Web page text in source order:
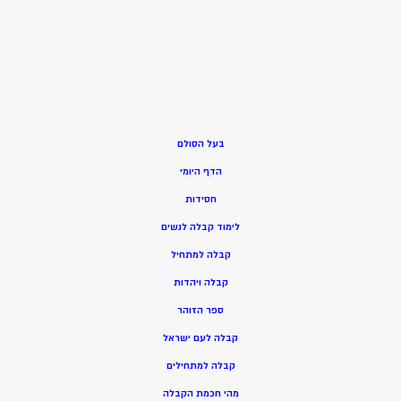
בעל הסולם
הדף היומי
חסידות
לימוד קבלה לנשים
קבלה למתחיל
קבלה ויהדות
ספר הזוהר
קבלה לעם ישראל
קבלה למתחילים
מהי חכמת הקבלה